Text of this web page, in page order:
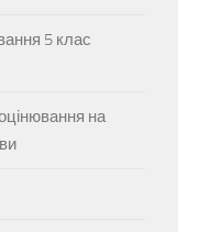
5 клас
на